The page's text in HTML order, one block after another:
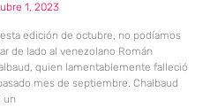
1, 2023
esta edición de octubre, no podíamos
de lado al venezolano Román
quien lamentablemente falleció
mes de septiembre. Chalbaud
un